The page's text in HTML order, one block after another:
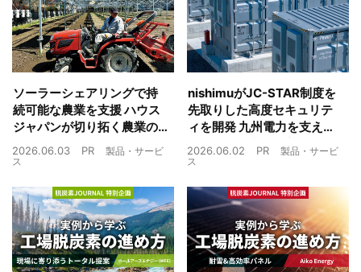
ソーラーシェアリングで持
続可能な農業を支援 ハウス
ジャパンが切り拓く農業の
未来
2026.06.03 PR
製品・サービ
ス
nishimuがJC-STAR制度を
先取りした高度セキュリテ
ィを開発 九州電力を支えた
制御技術を蓄電池市場へ
2026.06.02 PR
製品・サービ
ス